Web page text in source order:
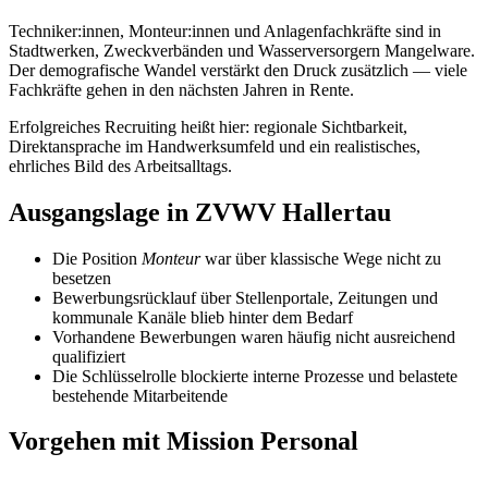
Techniker:innen, Monteur:innen und Anlagenfachkräfte sind in
Stadtwerken, Zweckverbänden und Wasserversorgern Mangelware.
Der demografische Wandel verstärkt den Druck zusätzlich — viele
Fachkräfte gehen in den nächsten Jahren in Rente.
Erfolgreiches Recruiting heißt hier: regionale Sichtbarkeit,
Direktansprache im Handwerksumfeld und ein realistisches,
ehrliches Bild des Arbeitsalltags.
Ausgangslage in ZVWV Hallertau
Die Position Monteurwar über klassische Wege nicht zu
besetzen
Bewerbungsrücklauf über Stellenportale, Zeitungen und
kommunale Kanäle blieb hinter dem Bedarf
Vorhandene Bewerbungen waren häufig nicht ausreichend
qualifiziert
Die Schlüsselrolle blockierte interne Prozesse und belastete
bestehende Mitarbeitende
Vorgehen mit Mission Personal